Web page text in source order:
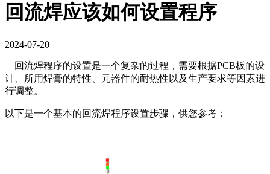
回流焊应该如何设置程序
2024-07-20
回流焊程序的设置是一个复杂的过程，需要根据PCB板的设
计、所用焊膏的特性、元器件的耐热性以及生产要求等因素进
行调整。
以下是一个基本的回流焊程序设置步骤，供您参考：